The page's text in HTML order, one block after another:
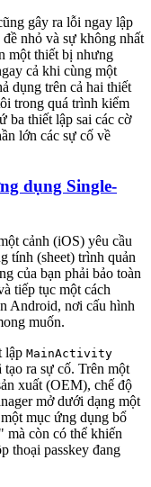
gây ra lỗi ngay lập
nhỏ và sự không nhất
một thiết bị nhưng
cả khi cùng một
dụng trên cả hai thiết
trong quá trình kiểm
ba thiết lập sai các cờ
lớn các sự cố về
dụng Single-
cảnh (iOS) yêu cầu
tính (sheet) trình quản
của bạn phải bảo toàn
tiếp tục một cách
Android, nơi cấu hình
muốn.
lập MainActivity
tạo ra sự cố. Trên một
xuất (OEM), chế độ
mở dưới dạng một
mục ứng dụng bổ
mà còn có thể khiến
thoại passkey đang